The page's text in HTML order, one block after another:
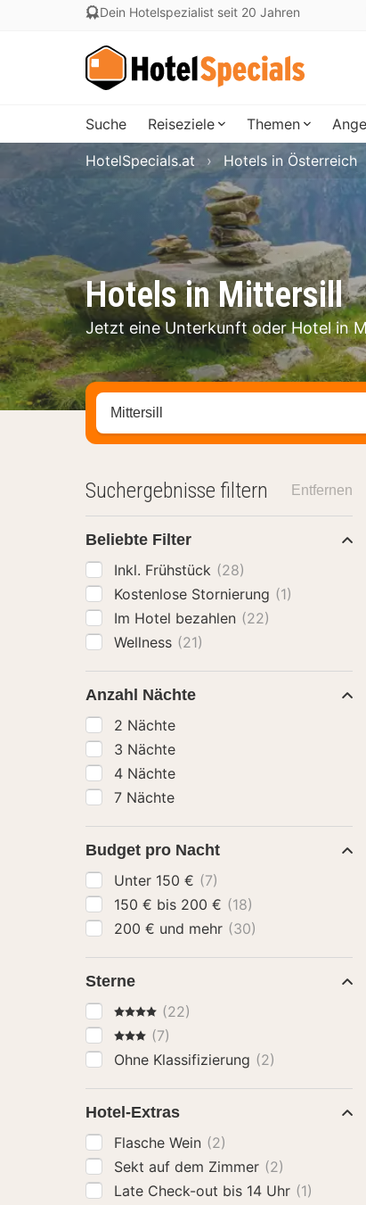
Dein Hotelspezialist seit 20 Jahren
Suche Reiseziele Themen
Hotels in Mittersill
Jetzt eine Unterkunft oder Hotel in
HotelSpecials.at Hotels in Österreich
Stadt, Region oder Hotel suchen
Suchergebnisse filtern Entfernen
Beliebte Filter
Inkl. Frühstück (28)
Kostenlose Stornierung (1)
Im Hotel bezahlen (22)
Wellness (21)
Anzahl Nächte
2 Nächte
3 Nächte
4 Nächte
7 Nächte
Budget pro Nacht
Unter 150 € (7)
150 € bis 200 € (18)
200 € und mehr (30)
Sterne
4 Sterne(22)
3 Sterne
(7)
Ohne Klassifizierung (2)
Hotel-Extras
Flasche Wein (2)
Sekt auf dem Zimmer (2)
Late Check-out bis 14 Uhr (1)